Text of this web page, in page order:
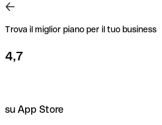
Trova il miglior piano per il tuo business
4,7
su App Store